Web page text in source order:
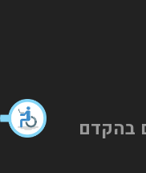
בהקדם